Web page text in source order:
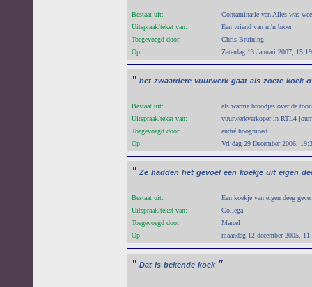
Bestaat uit:
Contaminatie van Alles was
Uitspraak/tekst van:
Een vriend van m'n broer
Toegevoegd door:
Chris Bruining
Op:
Zaterdag 13 Januari 2007, 15:19
" het zwaardere vuurwerk gaat als zoete koek
Bestaat uit:
als warme broodjes over de
Uitspraak/tekst van:
vuurwerkverkoper in RTL4
Toegevoegd door:
andré hoogmoed
Op:
Vrijdag 29 December 2006,
" Ze hadden het gevoel een koekje uit eigen
Bestaat uit:
Een koekje van eigen deeg
Uitspraak/tekst van:
Collega
Toegevoegd door:
Marcel
Op:
maandag 12 december 2005,
" Dat is bekende koek "